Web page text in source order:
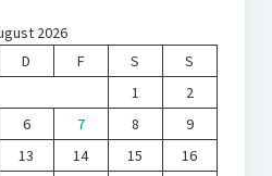
2026
D F S
S
1
2
6 7 8
9
13 14 15
16